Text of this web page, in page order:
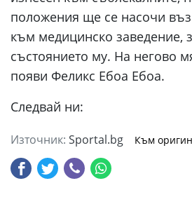
положения ще се насочи
към медицинско заведение,
състоянието му. На негово
появи Феликс Ебоа Ебоа.
Следвай ни:
Източник: Sportal.bg Към